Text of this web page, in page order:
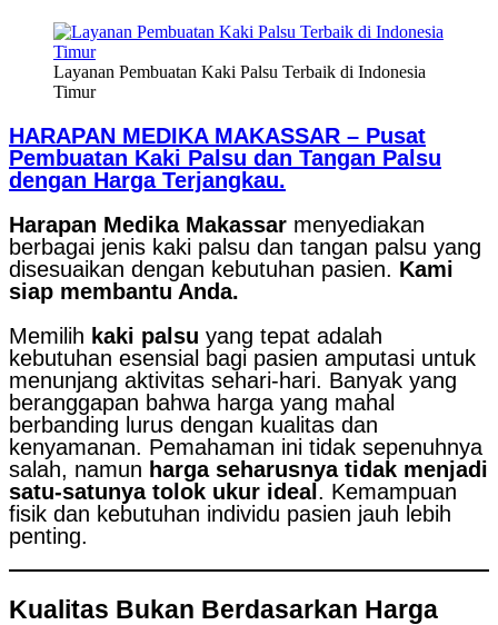
Layanan Pembuatan Kaki Palsu Terbaik di Indonesia
Timur
HARAPAN MEDIKA MAKASSAR – Pusat
Pembuatan Kaki Palsu dan Tangan Palsu
dengan Harga Terjangkau.
Harapan Medika Makassar menyediakan
berbagai jenis kaki palsu dan tangan palsu yang
disesuaikan dengan kebutuhan pasien. Kami
siap membantu Anda.
Memilih kaki palsu yang tepat adalah
kebutuhan esensial bagi pasien amputasi untuk
menunjang aktivitas sehari-hari. Banyak yang
beranggapan bahwa harga yang mahal
berbanding lurus dengan kualitas dan
kenyamanan. Pemahaman ini tidak sepenuhnya
salah, namun harga seharusnya tidak menjadi
satu-satunya tolok ukur ideal . Kemampuan
fisik dan kebutuhan individu pasien jauh lebih
penting.
Kualitas Bukan Berdasarkan Harga